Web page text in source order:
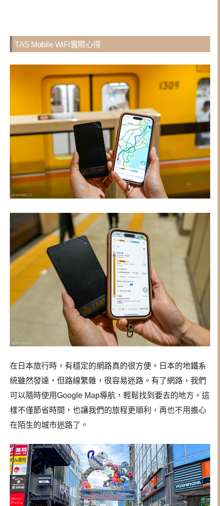
TAS Mobile WiFi實際心得
在日本旅行時，有穩定的網路真的很方便。日本的地鐵系
統雖然發達，但路線繁雜，很容易迷路。有了網路，我們
可以隨時使用Google Map導航，輕鬆找到要去的地方。這
樣不僅節省時間，也讓我們的旅程更順利，再也不用擔心
在陌生的城市迷路了。